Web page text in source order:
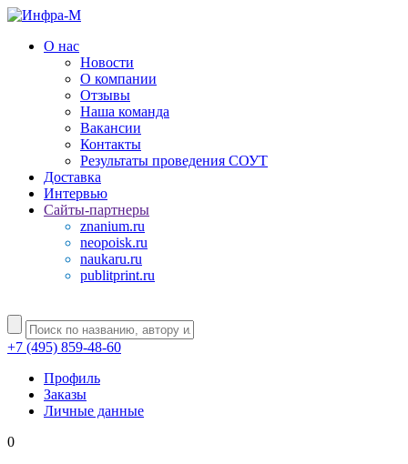
О нас
Новости
О компании
Отзывы
Наша команда
Вакансии
Контакты
Результаты проведения СОУТ
Доставка
Интервью
Сайты-партнеры
znanium.ru
neopoisk.ru
naukaru.ru
publitprint.ru
+7 (495) 859-48-60
Профиль
Заказы
Личные данные
0